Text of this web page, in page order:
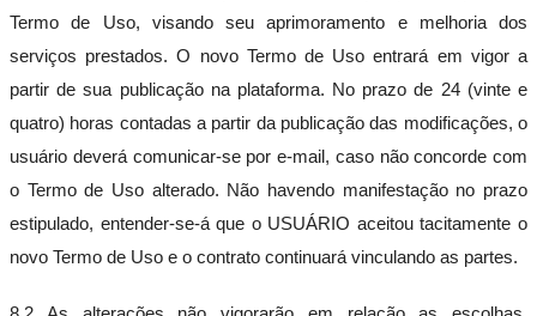
Termo de Uso, visando seu aprimoramento e melhoria dos
serviços prestados. O novo Termo de Uso entrará em vigor a
partir de sua publicação na plataforma. No prazo de 24 (vinte e
quatro) horas contadas a partir da publicação das modificações, o
usuário deverá comunicar-se por e-mail, caso não concorde com
o Termo de Uso alterado. Não havendo manifestação no prazo
estipulado, entender-se-á que o USUÁRIO aceitou tacitamente o
novo Termo de Uso e o contrato continuará vinculando as partes.